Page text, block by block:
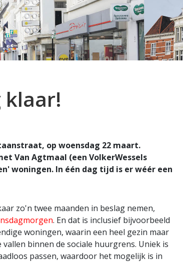
klaar!
op woensdag 22 maart.
Van Agtmaal (een VolkerWessels
woningen. In één dag tijd is er wéér een
zo'n twee maanden in beslag nemen,
. En dat is inclusief bijvoorbeeld
woningen, waarin een heel gezin maar
binnen de sociale huurgrens. Uniek is
passen, waardoor het mogelijk is in